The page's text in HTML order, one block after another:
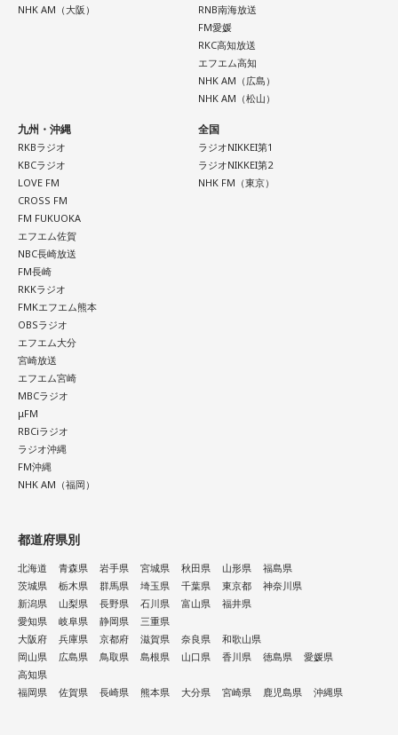
NHK AM（大阪）
RNB南海放送
FM愛媛
RKC高知放送
エフエム高知
NHK AM（広島）
NHK AM（松山）
九州・沖縄
RKBラジオ
KBCラジオ
LOVE FM
CROSS FM
FM FUKUOKA
エフエム佐賀
NBC長崎放送
FM長崎
RKKラジオ
FMKエフエム熊本
OBSラジオ
エフエム大分
宮崎放送
エフエム宮崎
MBCラジオ
μFM
RBCiラジオ
ラジオ沖縄
FM沖縄
NHK AM（福岡）
全国
ラジオNIKKEI第1
ラジオNIKKEI第2
NHK FM（東京）
都道府県別
北海道 青森県 岩手県 宮城県 秋田県 山形県
福島県
茨城県
栃木県 群馬県 埼玉県 千葉県 東京都
神奈川県
新潟県
山梨県 長野県 石川県 富山県
福井県
愛知県
岐阜県 静岡県
三重県
大阪府
兵庫県 京都府 滋賀県 奈良県
和歌山県
岡山県
広島県 鳥取県 島根県 山口県 香川県 徳島県
愛媛県
高知県
福岡県
佐賀県 長崎県 熊本県 大分県 宮崎県 鹿児島県 沖縄県